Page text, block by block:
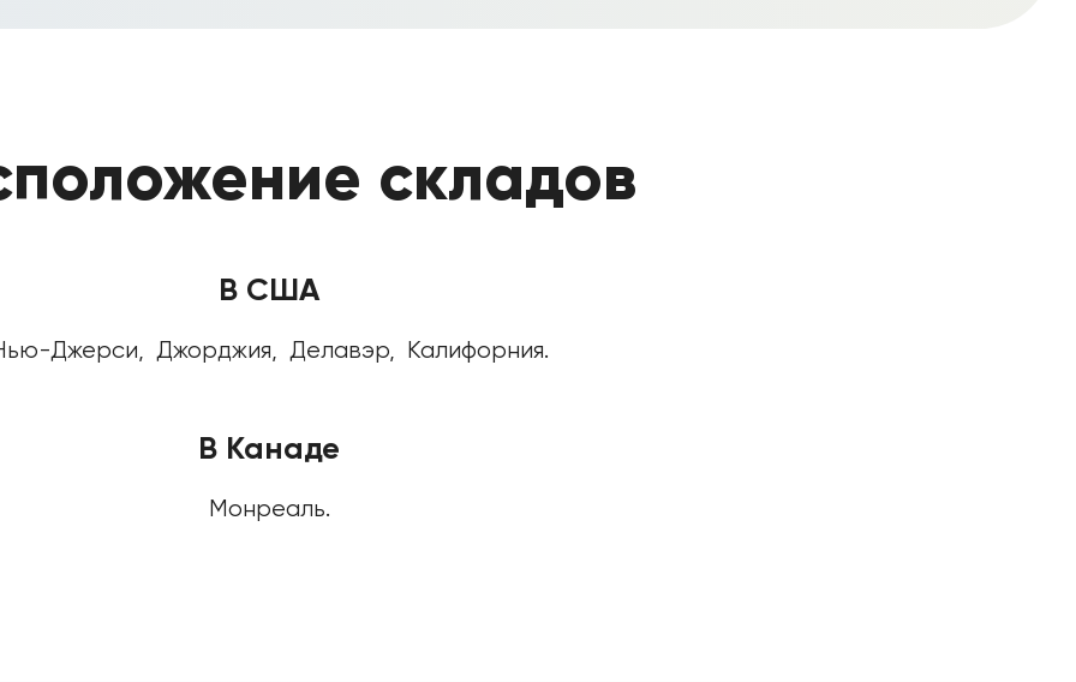
складов
В США
Джерси, Джорджия, Делавэр, Калифорния.
В Канаде
Монреаль.